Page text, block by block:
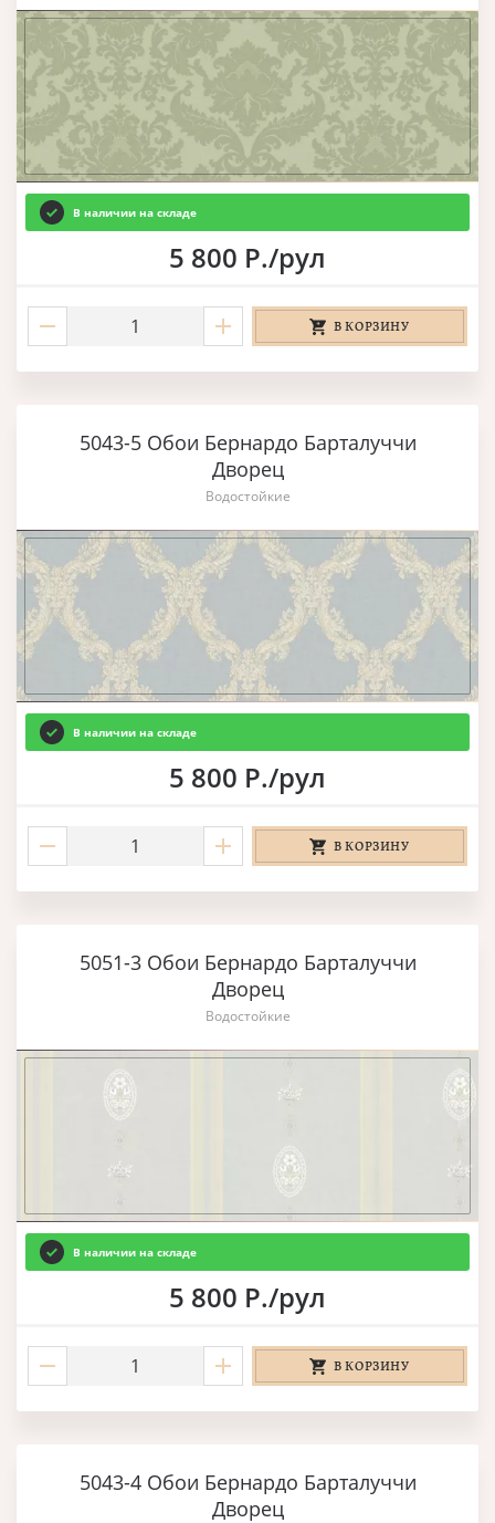
В наличии на складе
5 800 Р./рул
В КОРЗИНУ
5043-5 Обои Бернардо Барталуччи
Дворец
Водостойкие
В наличии на складе
5 800 Р./рул
В КОРЗИНУ
5051-3 Обои Бернардо Барталуччи
Дворец
Водостойкие
В наличии на складе
5 800 Р./рул
В КОРЗИНУ
5043-4 Обои Бернардо Барталуччи
Дворец